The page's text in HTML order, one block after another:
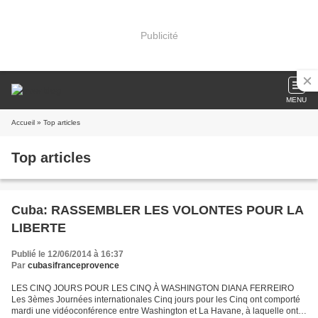
Publicité
MENU
Accueil » Top articles
Top articles
Cuba: RASSEMBLER LES VOLONTES POUR LA
LIBERTE
Publié le 12/06/2014 à 16:37
Par cubasifranceprovence
LES CINQ JOURS POUR LES CINQ À WASHINGTON DIANA FERREIRO
Les 3èmes Journées internationales Cinq jours pour les Cinq ont comporté
mardi une vidéoconférence entre Washington et La Havane, à laquelle ont